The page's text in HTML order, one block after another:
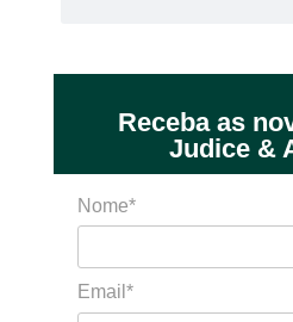
Receba as
Judice &
Nome*
Email*